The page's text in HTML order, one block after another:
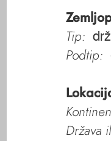
Tip:
Podtip:
Država